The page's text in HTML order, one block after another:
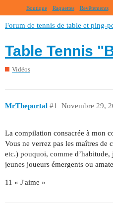
Boutique Raquettes Revêtements
Forum de tennis de table et ping-
Table Tennis
Vidéos
MrTheportal Novembre 29,
#1
La compilation consacrée à mon
Vous ne verrez pas les maîtres de
etc.) pouquoi, comme d’habitude,
jeunes joueurs émergents ou
11 « J'aime »